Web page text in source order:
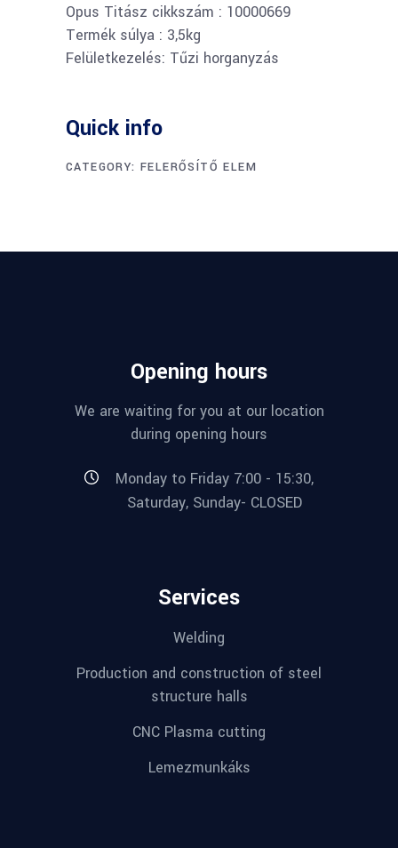
Opus Titász cikkszám : 10000669
Termék súlya : 3,5kg
Felületkezelés: Tűzi horganyzás
Quick info
CATEGORY:FELERŐSÍTŐ ELEM
Opening hours
We are waiting for you at our location
during opening hours
Monday to Friday 7:00 - 15:30,
Saturday, Sunday- CLOSED
Services
Welding
Production and construction of steel
structure halls
CNC Plasma cutting
Lemezmunkáks